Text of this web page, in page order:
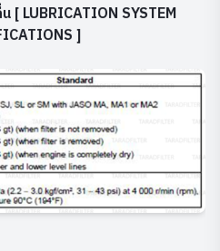
LUBRICATION SYSTEM
]